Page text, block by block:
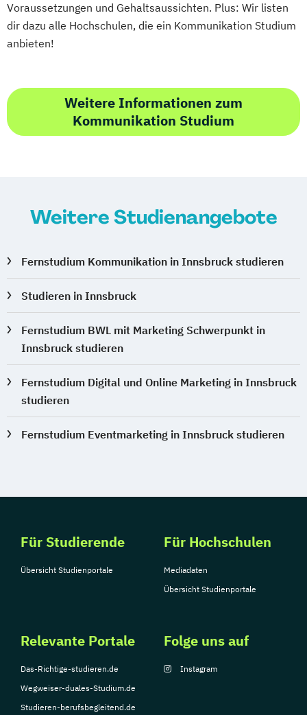
Voraussetzungen und Gehaltsaussichten. Plus: Wir listen
dir dazu alle Hochschulen, die ein Kommunikation Studium
anbieten!
Weitere Informationen zum
Kommunikation Studium
Weitere Studienangebote
Fernstudium Kommunikation in Innsbruck studieren
Studieren in Innsbruck
Fernstudium BWL mit Marketing Schwerpunkt in
Innsbruck studieren
Fernstudium Digital und Online Marketing in Innsbruck
studieren
Fernstudium Eventmarketing in Innsbruck studieren
Für Studierende
Übersicht Studienportale
Für Hochschulen
Mediadaten
Übersicht Studienportale
Relevante Portale
Das-Richtige-studieren.de
Wegweiser-duales-Studium.de
Studieren-berufsbegleitend.de
Folge uns auf
Instagram